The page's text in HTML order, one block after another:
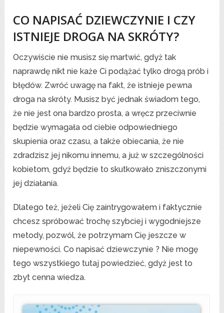
CO NAPISAĆ DZIEWCZYNIE I CZY
ISTNIEJE DROGA NA SKRÓTY?
Oczywiście nie musisz się martwić, gdyż tak
naprawdę nikt nie każe Ci podążać tylko drogą prób i
błędów. Zwróć uwagę na fakt, że istnieje pewna
droga na skróty. Musisz być jednak świadom tego,
że nie jest ona bardzo prosta, a wręcz przeciwnie
będzie wymagała od ciebie odpowiedniego
skupienia oraz czasu, a także obiecania, że nie
zdradzisz jej nikomu innemu, a już w szczególności
kobietom, gdyż będzie to skutkowało zniszczonymi
jej działania.
Dlatego też, jeżeli Cię zaintrygowałem i faktycznie
chcesz spróbować trochę szybciej i wygodniejsze
metody, pozwól, że potrzymam Cię jeszcze w
niepewności. Co napisać dziewczynie ? Nie mogę
tego wszystkiego tutaj powiedzieć, gdyż jest to
zbyt cenna wiedza.